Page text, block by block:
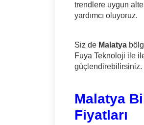
trendlere uygun
yardımcı oluyoruz.
Siz de Malatya
Fuya Teknoloji ile
güçlendirebilirsiniz.
Malatya
Fiyatları